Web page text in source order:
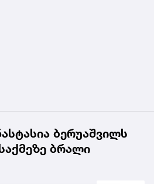
ბერუაშვილს
ბრალი